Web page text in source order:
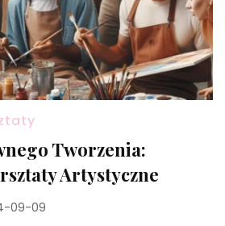
Tworzenia:
Artystyczne
09-09